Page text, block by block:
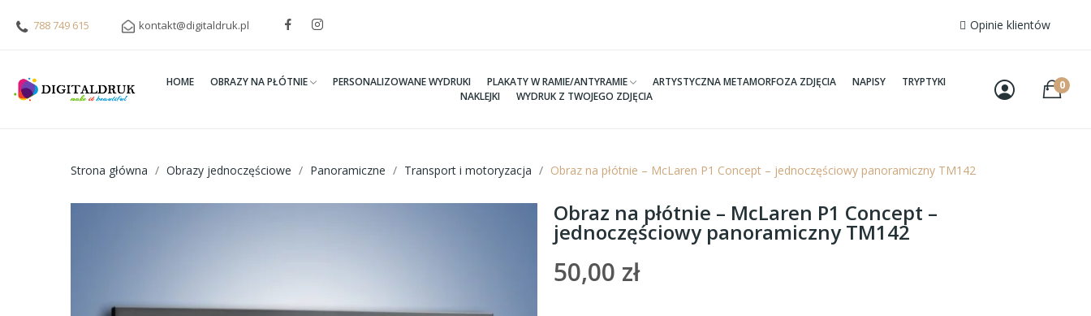
788 749 615 kontakt@digitaldruk.pl Opinie klientów
HOME OBRAZY NA PŁÓTNIE PERSONALIZOWANE WYDRUKI PLAKATY W RAMIE/ANTYRAMIE ARTYSTYCZNA METAMORFOZA ZDJĘCIA NAPISY
TRYPTYKI
NAKLEJKI
WYDRUK Z TWOJEGO ZDJĘCIA
0
Strona główna Obrazy jednoczęściowe Panoramiczne Transport i motoryzacja Obraz na płótnie – McLaren P1 Concept – jednoczęściowy panoramiczny TM142
Obraz na płótnie – McLaren P1 Concept –
jednoczęściowy panoramiczny TM142
50,00 zł